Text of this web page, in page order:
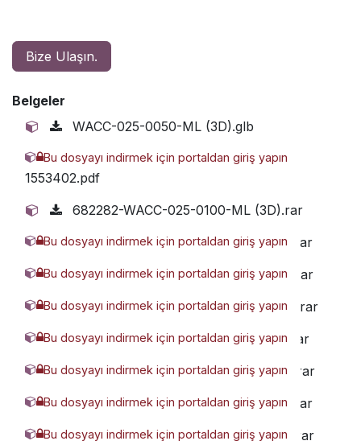
Bize Ulaşın.
Belgeler
WACC-025-0050-ML (3D).glb
Bu dosyayı indirmek için portaldan giriş yapın
wacc-serisi-kompakt-silindirlerpdf-
1553402.pdf
682282-WACC-025-0100-ML (3D).rar
Bu dosyayı indirmek için portaldan giriş yapın
2726236-WACC-025-0090-ML (3D).rar
Bu dosyayı indirmek için portaldan giriş yapın
4514985-WACC-025-0080-ML (3D).rar
Bu dosyayı indirmek için portaldan giriş yapın
8764446-WACC-025-0070-ML (3D).rar
Bu dosyayı indirmek için portaldan giriş yapın
3378811-WACC-025-0060-ML (3D).rar
Bu dosyayı indirmek için portaldan giriş yapın
4853750-WACC-025-0040-ML (3D).rar
Bu dosyayı indirmek için portaldan giriş yapın
8275836-WACC-025-0030-ML (3D).rar
Bu dosyayı indirmek için portaldan giriş yapın
3208409-WACC-025-0020-ML (3D).rar